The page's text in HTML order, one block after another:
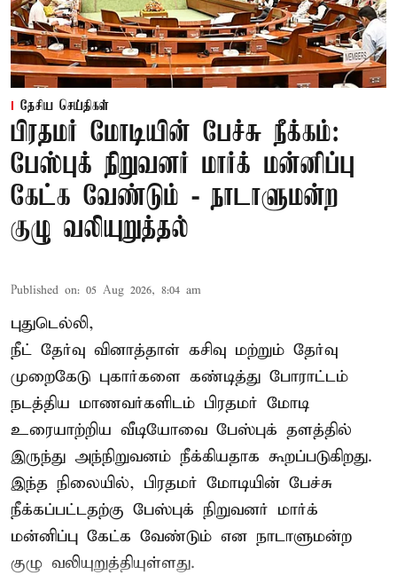
தேசிய செய்திகள்
பிரதமர் மோடியின் பேச்சு நீக்கம்:
பேஸ்புக் நிறுவனர் மார்க் மன்னிப்பு
கேட்க வேண்டும் - நாடாளுமன்ற
குழு வலியுறுத்தல்
Published on: 05 Aug 2026, 8:04 am
புதுடெல்லி,
நீட் தேர்வு வினாத்தாள் கசிவு மற்றும் தேர்வு
முறைகேடு புகார்களை கண்டித்து போராட்டம்
நடத்திய மாணவர்களிடம் பிரதமர் மோடி
உரையாற்றிய வீடியோவை பேஸ்புக் தளத்தில்
இருந்து அந்நிறுவனம் நீக்கியதாக கூறப்படுகிறது.
இந்த நிலையில், பிரதமர் மோடியின் பேச்சு
நீக்கப்பட்டதற்கு பேஸ்புக் நிறுவனர் மார்க்
மன்னிப்பு கேட்க வேண்டும் என நாடாளுமன்ற
குழு வலியுறுத்தியுள்ளது.